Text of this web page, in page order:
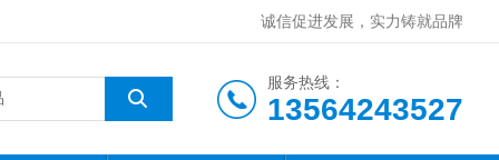
诚信促进发展，实力铸就品牌
服务热线：
13564243527